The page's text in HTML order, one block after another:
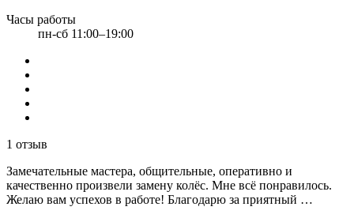
Часы работы
пн-сб 11:00–19:00
1 отзыв
Замечательные мастера, общительные, оперативно и
качественно произвели замену колёс. Мне всё понравилось.
Желаю вам успехов в работе! Благодарю за приятный …